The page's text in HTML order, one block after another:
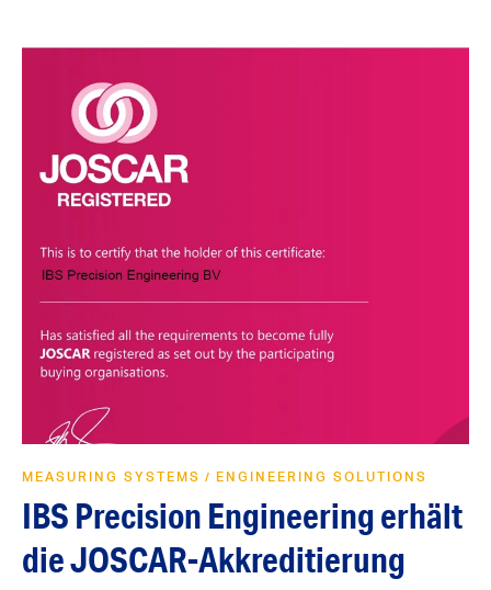
MEASURING SYSTEMS / ENGINEERING SOLUTIONS
IBS Precision Engineering erhält
die JOSCAR-Akkreditierung